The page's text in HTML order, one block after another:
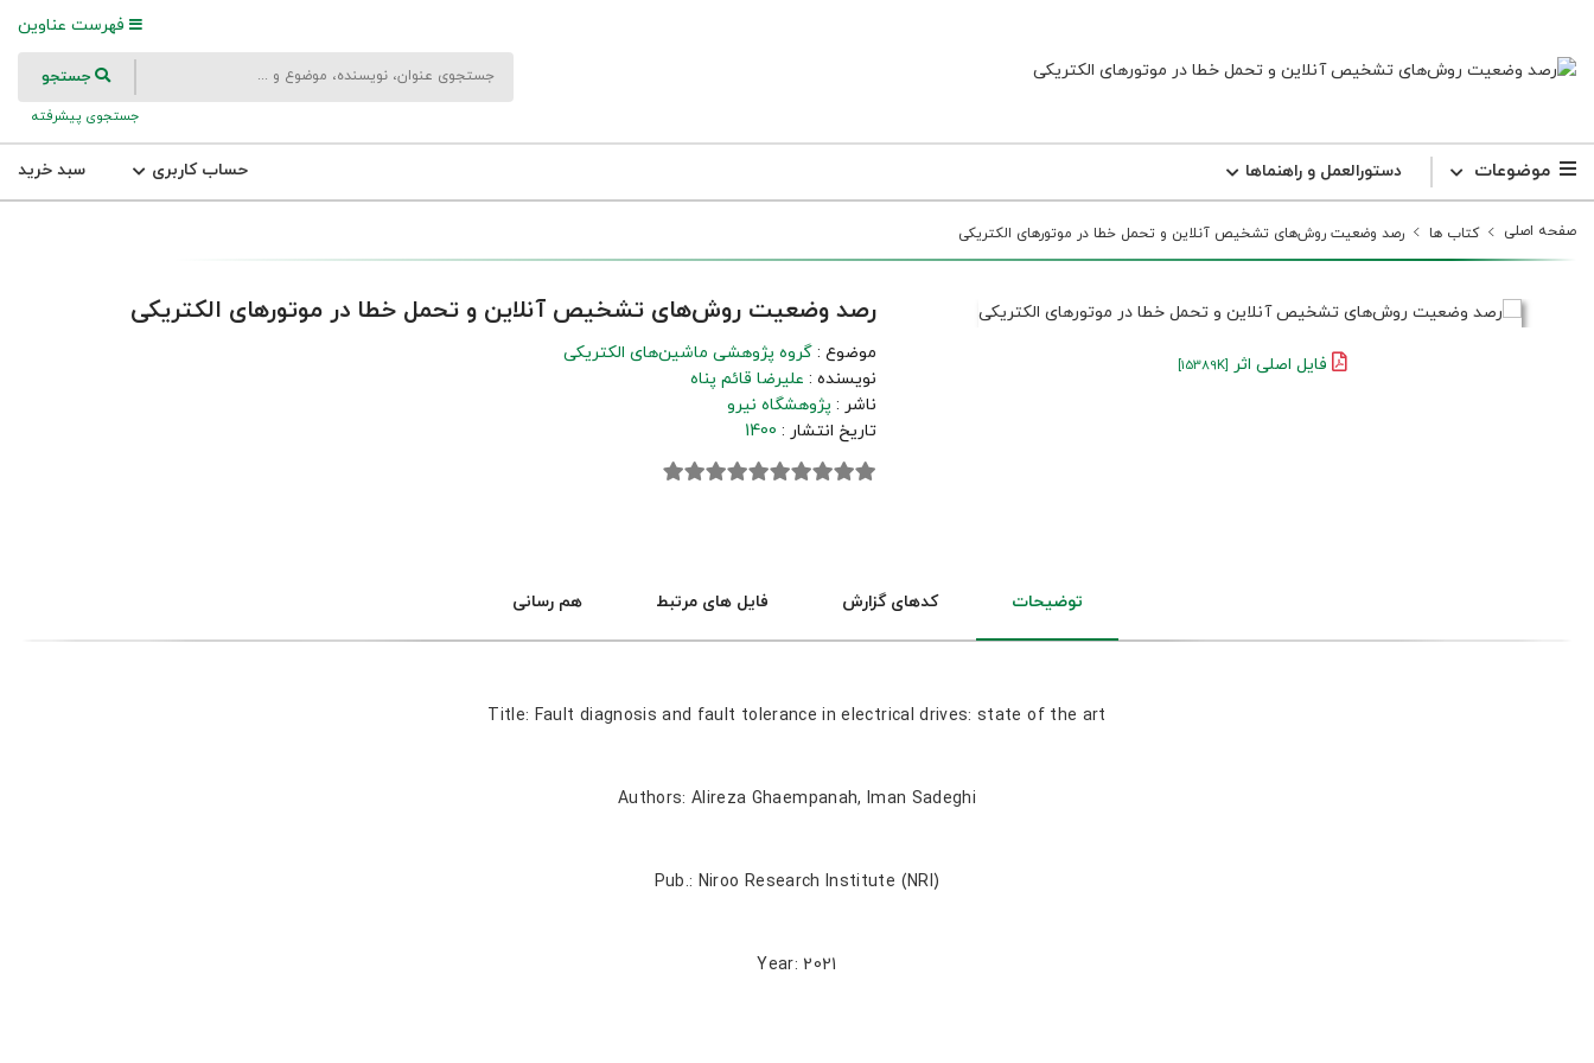
فهرست عناوین
جستجو
جستجوی پیشرفته
موضوعات دستورالعمل و راهنما‌ها حساب کاربری سبد خرید
صفحه اصلی کتاب ها رصد وضعیت روش‌های تشخیص آنلاین و تحمل خطا در موتور‌های الکتریکی
فایل اصلی اثر [15389K]
رصد وضعیت روش‌های تشخیص آنلاین و تحمل خطا در موتور‌های الکتریکی
موضوع : گروه پژوهشی ماشین‌های الکتریکی
نویسنده : علیرضا قائم پناه
ناشر : پژوهشگاه نیرو
تاریخ انتشار : 1400
توضیحات کدهای گزارش فایل های مرتبط هم رسانی
Title: Fault diagnosis and fault tolerance in electrical drives: state of the art
Authors: Alireza Ghaempanah, Iman Sadeghi
Pub.: Niroo Research Institute (NRI)
Year: 2021